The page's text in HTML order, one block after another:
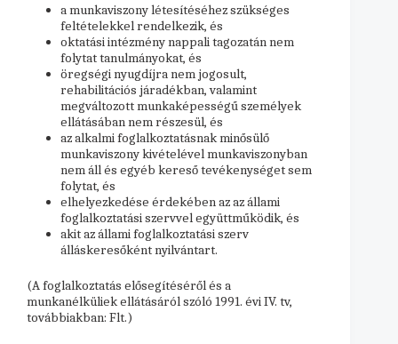
a munkaviszony létesítéséhez szükséges
feltételekkel rendelkezik, és
oktatási intézmény nappali tagozatán nem
folytat tanulmányokat, és
öregségi nyugdíjra nem jogosult,
rehabilitációs járadékban, valamint
megváltozott munkaképességű személyek
ellátásában nem részesül, és
az alkalmi foglalkoztatásnak minősülő
munkaviszony kivételével munkaviszonyban
nem áll és egyéb kereső tevékenységet sem
folytat, és
elhelyezkedése érdekében az az állami
foglalkoztatási szervvel együttműködik, és
akit az állami foglalkoztatási szerv
álláskeresőként nyilvántart.
(A foglalkoztatás elősegítéséről és a
munkanélküliek ellátásáról szóló 1991. évi IV. tv,
továbbiakban: Flt.)